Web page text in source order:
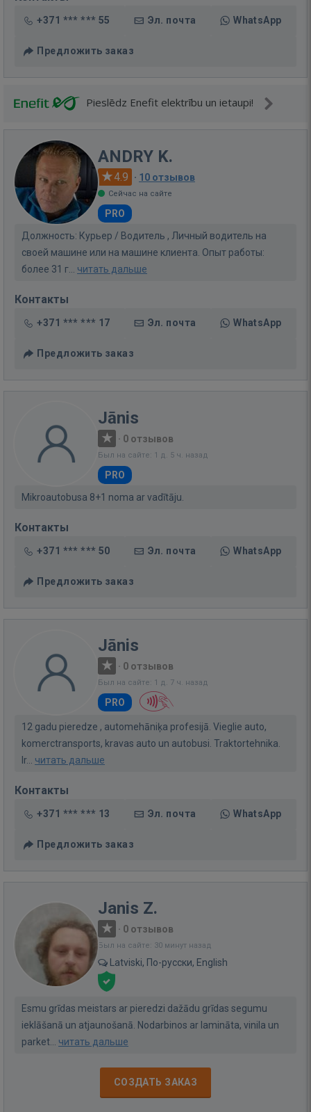
+371 *** *** 55 Эл. почта WhatsApp
Предложить заказ
Pieslēdz Enefit elektrību un ietaupi!
ANDRY K.
4.9 · 10 отзывов
Сейчас на сайте
PRO
Должность: Курьер / Водитель , Личный водитель на
своей машине или на машине клиента. Опыт работы:
более 31 г... читать дальше
Контакты
+371 *** *** 17 Эл. почта WhatsApp
Предложить заказ
Jānis
· 0 отзывов
Был на сайте: 1 д. 5 ч. назад
PRO
Mikroautobusa 8+1 noma ar vadītāju.
Контакты
+371 *** *** 50 Эл. почта WhatsApp
Предложить заказ
Jānis
· 0 отзывов
Был на сайте: 1 д. 7 ч. назад
PRO
12 gadu pieredze , automehāniķa profesijā. Vieglie auto,
komerctransports, kravas auto un autobusi. Traktortehnika.
Ir... читать дальше
Контакты
+371 *** *** 13 Эл. почта WhatsApp
Предложить заказ
Janis Z.
· 0 отзывов
Был на сайте: 30 минут назад
Latviski, По-русски, English
Esmu grīdas meistars ar pieredzi dažādu grīdas segumu
ieklāšanā un atjaunošanā. Nodarbinos ar lamināta, vinila un
parket... читать дальше
СОЗДАТЬ ЗАКАЗ